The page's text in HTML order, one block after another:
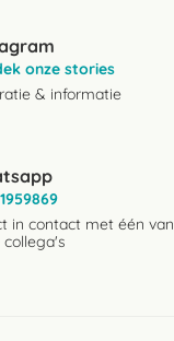
onze stories
& informatie
in contact met één van
collega's